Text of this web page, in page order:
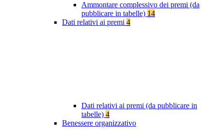
Ammontare complessivo dei premi (da
pubblicare in tabelle) 14
Dati relativi ai premi 4
Dati relativi ai premi (da pubblicare in
tabelle) 4
Benessere organizzativo